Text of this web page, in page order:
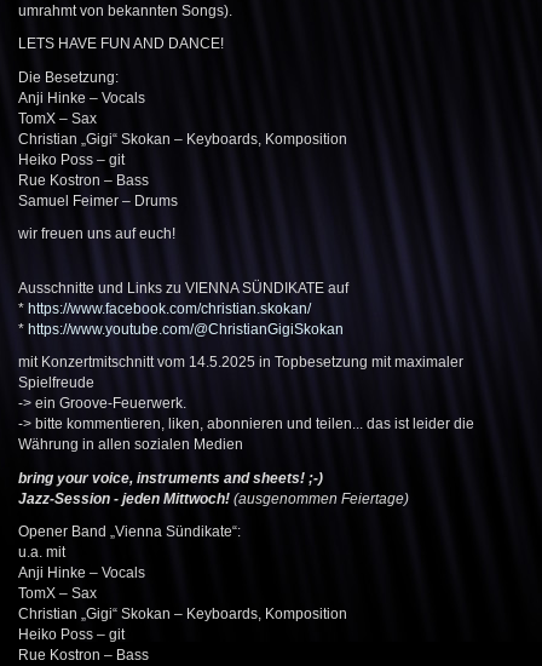
umrahmt von bekannten Songs).
LETS HAVE FUN AND DANCE!
Die Besetzung:
Anji Hinke – Vocals
TomX – Sax
Christian „Gigi“ Skokan – Keyboards, Komposition
Heiko Poss – git
Rue Kostron – Bass
Samuel Feimer – Drums
wir freuen uns auf euch!
Ausschnitte und Links zu VIENNA SÜNDIKATE auf
* https://www.facebook.com/christian.skokan/
* https://www.youtube.com/@ChristianGigiSkokan
mit Konzertmitschnitt vom 14.5.2025 in Topbesetzung mit maximaler
Spielfreude
-> ein Groove-Feuerwerk.
-> bitte kommentieren, liken, abonnieren und teilen... das ist leider die
Währung in allen sozialen Medien
bring your voice, instruments and sheets! ;-)
Jazz-Session - jeden Mittwoch! (ausgenommen Feiertage)
Opener Band „Vienna Sündikate“:
u.a. mit
Anji Hinke – Vocals
TomX – Sax
Christian „Gigi“ Skokan – Keyboards, Komposition
Heiko Poss – git
Rue Kostron – Bass